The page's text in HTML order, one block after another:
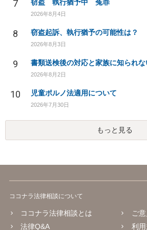
7 窃盗 執行猶予中 冤罪
2026年8月4日
8 窃盗起訴、執行猶予の可能性は？
2026年8月3日
9
2026年8月2日
10 児童ポルノ法適用について
2026年7月30日
もっと見る
ココナラ法律相談について
ココナラ法律相談とは
法律Q&A
ご
利